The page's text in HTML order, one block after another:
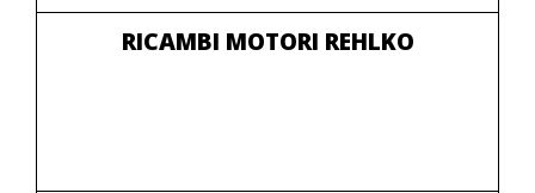
RICAMBI MOTORI REHLKO